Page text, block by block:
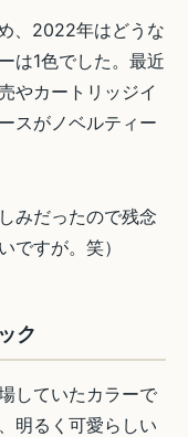
、2022年はどうな
は1色でした。最近
やカートリッジイ
スがノベルティー
みだったので残念
ですが。笑）
ク
していたカラーで
明るく可愛らしい